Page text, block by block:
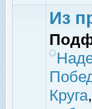
Из
Круга,